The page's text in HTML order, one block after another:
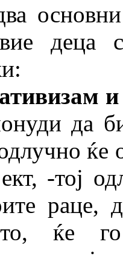
деца
да
-тој
раце,
ќе